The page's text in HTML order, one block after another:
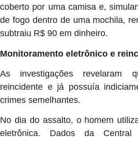
coberto por uma camisa e,
de fogo dentro de uma mochila,
subtraiu R$ 90 em dinheiro.
Monitoramento eletrônico e
As investigações
reincidente e já possuía
crimes semelhantes.
No dia do assalto, o homem
eletrônica. Dados da Central